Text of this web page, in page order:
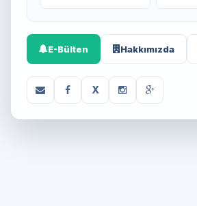
E-Bülten Hakkımızda
X